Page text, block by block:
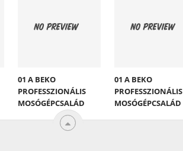
01 A BEKO
PROFESSZIONÁLIS
MOSÓGÉPCSALÁD
01 A BEKO
PROFESSZIONÁLIS
MOSÓGÉPCSALÁD